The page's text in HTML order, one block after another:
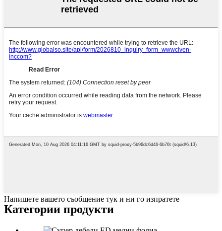
Напишете вашето съобщение тук и ни го изпратете
Категории продукти